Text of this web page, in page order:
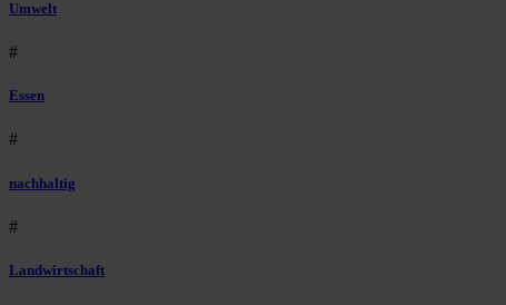
Umwelt
#
Essen
#
nachhaltig
#
Landwirtschaft